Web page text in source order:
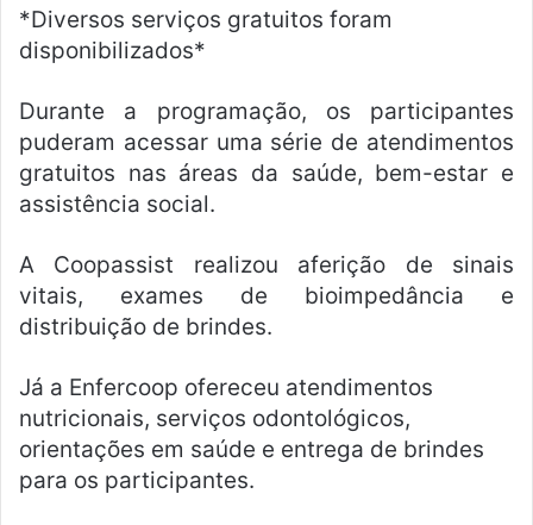
*Diversos serviços gratuitos foram
disponibilizados*
Durante a programação, os participantes
puderam acessar uma série de atendimentos
gratuitos nas áreas da saúde, bem-estar e
assistência social.
A Coopassist realizou aferição de sinais
vitais, exames de bioimpedância e
distribuição de brindes.
Já a Enfercoop ofereceu atendimentos
nutricionais, serviços odontológicos,
orientações em saúde e entrega de brindes
para os participantes.